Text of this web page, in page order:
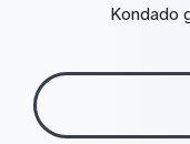
Kondado